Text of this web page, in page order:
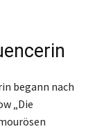
begann nach
„Die